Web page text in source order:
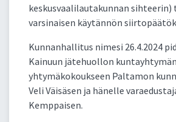
keskusvaalilautakunnan sihteerin)
varsinaisen käytännön
Kunnanhallitus nimesi 26.4.2024
Kainuun jätehuollon kuntayhtymän
yhtymäkokoukseen Paltamon
Veli Väisäsen ja hänelle
Kemppaisen.